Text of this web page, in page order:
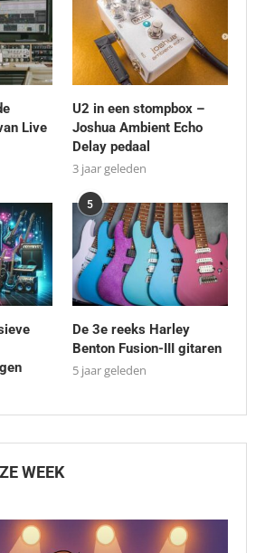
Live
U2 in een stompbox –
Joshua Ambient Echo
Delay pedaal
3 jaar geleden
5
De 3e reeks Harley
Benton Fusion-III gitaren
5 jaar geleden
WEEK